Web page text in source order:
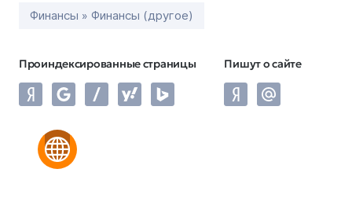
Финансы » Финансы (другое)
Проиндексированные страницы Пишут о сайте